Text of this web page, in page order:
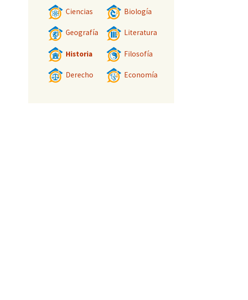
Ciencias Biología
Geografía Literatura
Historia Filosofía
Derecho Economía